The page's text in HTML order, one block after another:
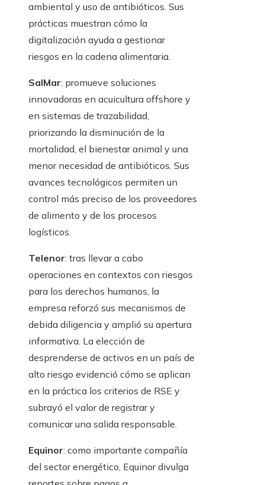
ambiental y uso de antibióticos. Sus
prácticas muestran cómo la
digitalización ayuda a gestionar
riesgos en la cadena alimentaria.
SalMar: promueve soluciones
innovadoras en acuicultura offshore y
en sistemas de trazabilidad,
priorizando la disminución de la
mortalidad, el bienestar animal y una
menor necesidad de antibióticos. Sus
avances tecnológicos permiten un
control más preciso de los proveedores
de alimento y de los procesos
logísticos.
Telenor: tras llevar a cabo
operaciones en contextos con riesgos
para los derechos humanos, la
empresa reforzó sus mecanismos de
debida diligencia y amplió su apertura
informativa. La elección de
desprenderse de activos en un país de
alto riesgo evidenció cómo se aplican
en la práctica los criterios de RSE y
subrayó el valor de registrar y
comunicar una salida responsable.
Equinor: como importante compañía
del sector energético, Equinor divulga